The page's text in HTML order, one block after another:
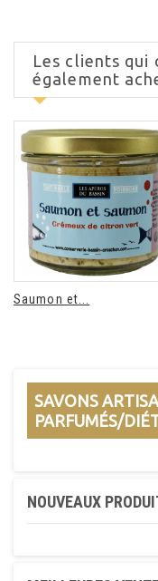
Les clients
également
Saumon et...
SAVONS
PARFUMÉS/
NOUVEAUX